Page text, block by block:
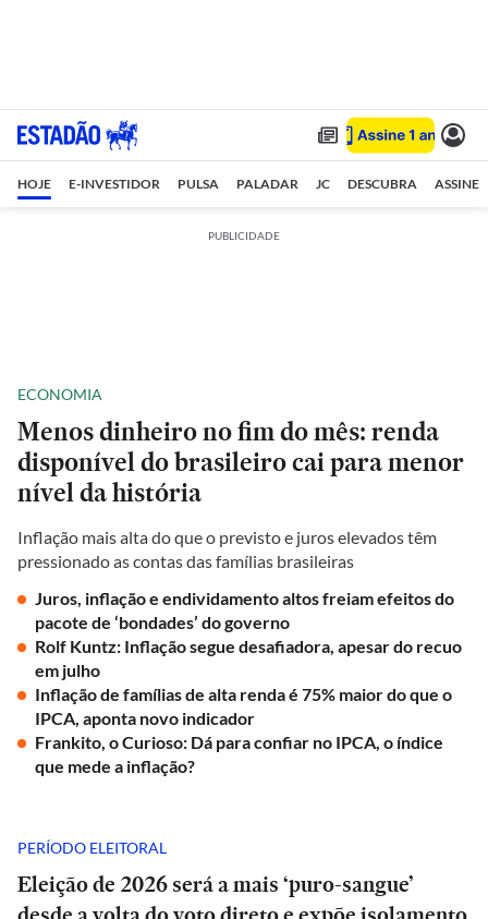
HOJE E-INVESTIDOR PULSA PALADAR JC DESCUBRA ASSINE
PUBLICIDADE
ECONOMIA
Menos dinheiro no fim do mês: renda
disponível do brasileiro cai para menor
nível da história
Inflação mais alta do que o previsto e juros elevados têm
pressionado as contas das famílias brasileiras
Juros, inflação e endividamento altos freiam efeitos do
pacote de ‘bondades’ do governo
Rolf Kuntz: Inflação segue desafiadora, apesar do recuo
em julho
Inflação de famílias de alta renda é 75% maior do que o
IPCA, aponta novo indicador
Frankito, o Curioso: Dá para confiar no IPCA, o índice
que mede a inflação?
PERÍODO ELEITORAL
Eleição de 2026 será a mais ‘puro-sangue’